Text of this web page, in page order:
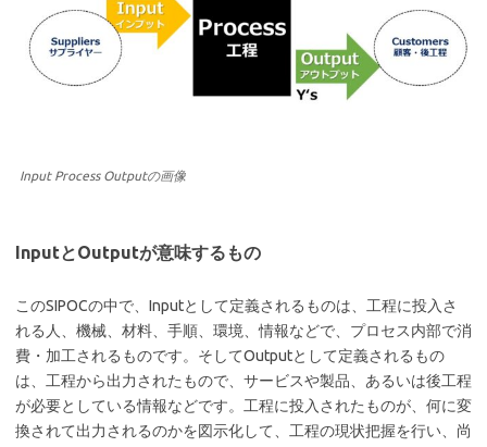
Input Process Outputの画像
InputとOutputが意味するもの
このSIPOCの中で、Inputとして定義されるものは、工程に投入さ
れる人、機械、材料、手順、環境、情報などで、プロセス内部で消
費・加工されるものです。そしてOutputとして定義されるもの
は、工程から出力されたもので、サービスや製品、あるいは後工程
が必要としている情報などです。工程に投入されたものが、何に変
換されて出力されるのかを図示化して、工程の現状把握を行い、尚